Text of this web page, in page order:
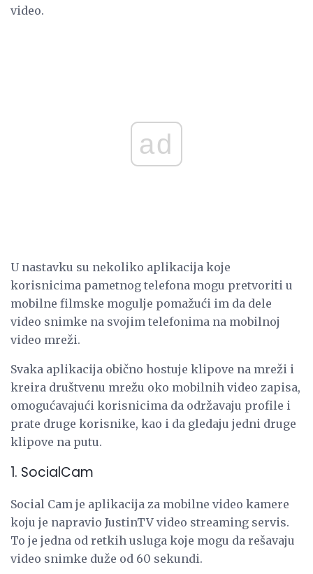
video.
ad
U nastavku su nekoliko aplikacija koje
korisnicima pametnog telefona mogu pretvoriti u
mobilne filmske mogulje pomažući im da dele
video snimke na svojim telefonima na mobilnoj
video mreži.
Svaka aplikacija obično hostuje klipove na mreži i
kreira društvenu mrežu oko mobilnih video zapisa,
omogućavajući korisnicima da održavaju profile i
prate druge korisnike, kao i da gledaju jedni druge
klipove na putu.
1. SocialCam
Social Cam je aplikacija za mobilne video kamere
koju je napravio JustinTV video streaming servis.
To je jedna od retkih usluga koje mogu da rešavaju
video snimke duže od 60 sekundi.